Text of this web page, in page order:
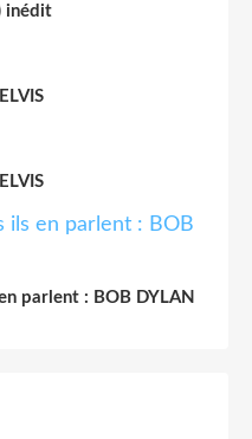
inédit
parlent : BOB DYLAN